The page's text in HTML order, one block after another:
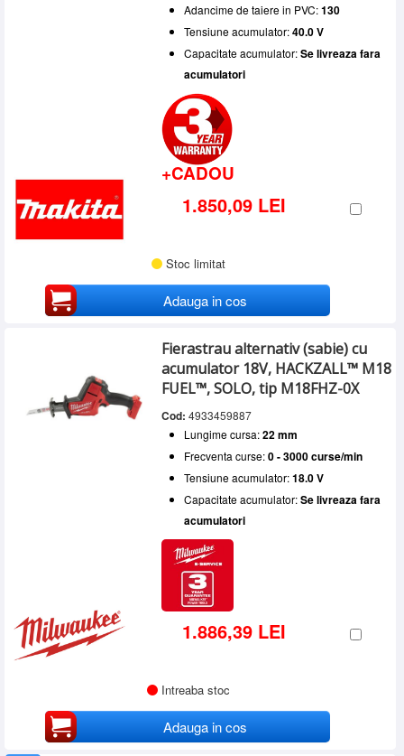
Adancime de taiere in PVC:130
Tensiune acumulator:40.0 V
Capacitate acumulator:Se livreaza fara
acumulatori
+CADOU
1.850,09 LEI
Stoc limitat
Adauga in cos
Fierastrau alternativ (sabie) cu
acumulator 18V, HACKZALL™ M18
FUEL™, SOLO, tip M18FHZ-0X
Cod: 4933459887
Lungime cursa:22 mm
Frecventa curse:0 - 3000 curse/min
Tensiune acumulator:18.0 V
Capacitate acumulator:Se livreaza fara
acumulatori
1.886,39 LEI
Intreaba stoc
Adauga in cos